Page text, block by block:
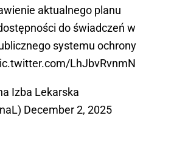
aktualnego planu
do świadczeń w
systemu ochrony
LhJbvRvnmN
Izba Lekarska
December 2, 2025